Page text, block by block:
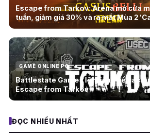
Escape from Tarkov: Arena mở cửa
tuần, giảm giá 30% và ra mắt Mùa 2
GAME ONLINE PC
Battlestate Games lên tiếng về các
Escape from Tarkov
ĐỌC NHIỀU NHẤT